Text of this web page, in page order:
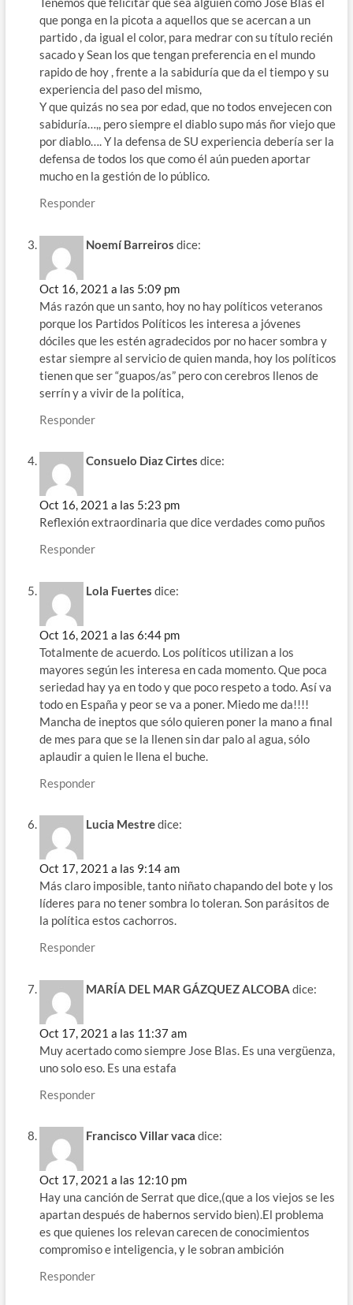
que ponga en la picota a aquellos que se acercan a un
partido , da igual el color, para medrar con su título recién
sacado y Sean los que tengan preferencia en el mundo
rapido de hoy , frente a la sabiduría que da el tiempo y su
experiencia del paso del mismo,
Y que quizás no sea por edad, que no todos envejecen con
sabiduría…,, pero siempre el diablo supo más ñor viejo que
por diablo…. Y la defensa de SU experiencia debería ser la
defensa de todos los que como él aún pueden aportar
mucho en la gestión de lo público.
Responder
Noemí Barreiros dice:
Oct 16, 2021 a las 5:09 pm
Más razón que un santo, hoy no hay políticos veteranos
porque los Partidos Políticos les interesa a jóvenes
dóciles que les estén agradecidos por no hacer sombra y
estar siempre al servicio de quien manda, hoy los políticos
tienen que ser “guapos/as” pero con cerebros llenos de
serrín y a vivir de la política,
Responder
Consuelo Diaz Cirtes dice:
Oct 16, 2021 a las 5:23 pm
Reflexión extraordinaria que dice verdades como puños
Responder
Lola Fuertes dice:
Oct 16, 2021 a las 6:44 pm
Totalmente de acuerdo. Los políticos utilizan a los
mayores según les interesa en cada momento. Que poca
seriedad hay ya en todo y que poco respeto a todo. Así va
todo en España y peor se va a poner. Miedo me da!!!!
Mancha de ineptos que sólo quieren poner la mano a final
de mes para que se la llenen sin dar palo al agua, sólo
aplaudir a quien le llena el buche.
Responder
Lucia Mestredice:
Oct 17, 2021 a las 9:14 am
Más claro imposible, tanto niñato chapando del bote y los
líderes para no tener sombra lo toleran. Son parásitos de
la política estos cachorros.
Responder
MARÍA DEL MAR GÁZQUEZ ALCOBA dice:
Oct 17, 2021 a las 11:37 am
Muy acertado como siempre Jose Blas. Es una vergüenza,
uno solo eso. Es una estafa
Responder
Francisco Villar vaca dice:
Oct 17, 2021 a las 12:10 pm
Hay una canción de Serrat que dice,(que a los viejos se les
apartan después de habernos servido bien).El problema
es que quienes los relevan carecen de conocimientos
compromiso e inteligencia, y le sobran ambición
Responder